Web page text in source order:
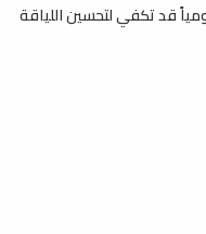
20 دقيقة يومياً قد تكفي لتحسين اللياقة